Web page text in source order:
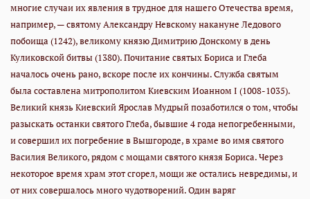
многие случаи их явления в трудное для нашего Отечества время,
например, — святому Александру Невскому накануне Ледового
побоища (1242), великому князю Димитрию Донскому в день
Куликовской битвы (1380). Почитание святых Бориса и Глеба
началось очень рано, вскоре после их кончины. Служба святым
была составлена митрополитом Киевским Иоанном I (1008-1035).
Великий князь Киевский Ярослав Мудрый позаботился о том, чтобы
разыскать останки святого Глеба, бывшие 4 года непогребенными,
и совершил их погребение в Вышгороде, в храме во имя святого
Василия Великого, рядом с мощами святого князя Бориса. Через
некоторое время храм этот сгорел, мощи же остались невредимы, и
от них совершалось много чудотворений. Один варяг